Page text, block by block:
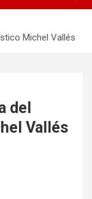
Michel Vallés
del
Vallés